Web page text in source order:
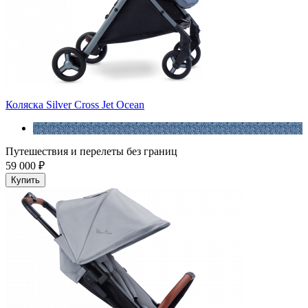
Коляска Silver Cross Jet Ocean
Путешествия и перелеты без границ
59 000 ₽
Купить